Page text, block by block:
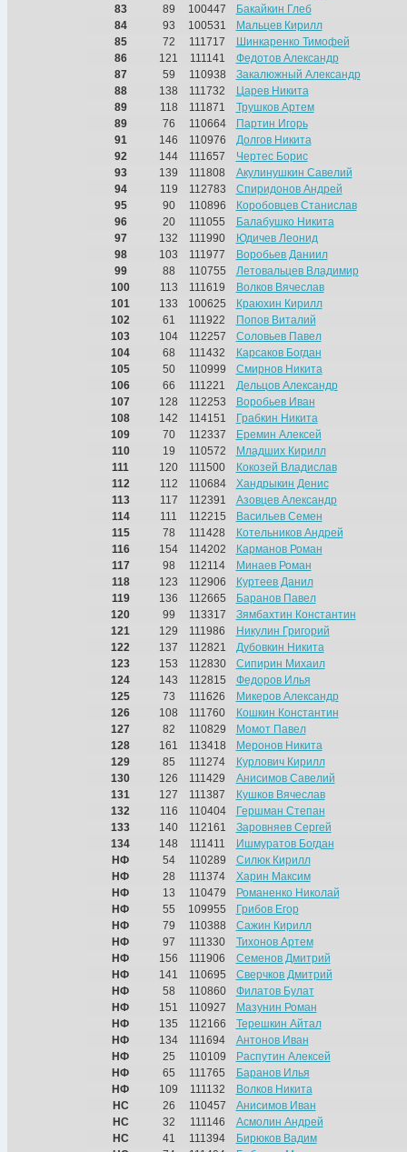
83
89 100447
Бакайкин Глеб
84
93 100531
Мальцев Кирилл
85
72 111717
Шинкаренко Тимофей
86
121 111141
Федотов Александр
87
59 110938
Закалюжный Александр
88
138 111732
Царев Никита
89
118 111871
Трушков Артем
89
76 110664
Партин Игорь
91
146 110976
Долгов Никита
92
144 111657
Чертес Борис
93
139 111808
Акулинушкин Савелий
94
119 112783
Спиридонов Андрей
95
90 110896
Коробовцев Станислав
96
20 111055
Балабушко Никита
97
132 111990
Юдичев Леонид
98
103 111977
Воробьев Даниил
99
88 110755
Летовальцев Владимир
100
113 111619
Волков Вячеслав
101
133 100625
Краюхин Кирилл
102
61 111922
Попов Виталий
103
104 112257
Соловьев Павел
104
68 111432
Карсаков Богдан
105
50 110999
Смирнов Никита
106
66 111221
Дельцов Александр
107
128 112253
Воробьев Иван
108
142 114151
Грабкин Никита
109
70 112337
Еремин Алексей
110
19 110572
Младших Кирилл
111
120 111500
Кокозей Владислав
112
112 110684
Хандрыкин Денис
113
117 112391
Азовцев Александр
114
111 112215
Васильев Семен
115
78 111428
Котельников Андрей
116
154 114202
Карманов Роман
117
98 112114
Минаев Роман
118
123 112906
Куртеев Данил
119
136 112665
Баранов Павел
120
99 113317
Зямбахтин Константин
121
129 111986
Никулин Григорий
122
137 112821
Дубовкин Никита
123
153 112830
Сипирин Михаил
124
143 112815
Федоров Илья
125
73 111626
Микеров Александр
126
108 111760
Кошкин Константин
127
82 110829
Момот Павел
128
161 113418
Меронов Никита
129
85 111274
Курлович Кирилл
130
126 111429
Анисимов Савелий
131
127 111387
Кушков Вячеслав
132
116 110404
Гершман Степан
133
140 112161
Заровняев Сергей
134
148 111411
Ишмуратов Богдан
НФ
54 110289
Силюк Кирилл
НФ
28 111374
Харин Максим
НФ
13 110479
Романенко Николай
НФ
55 109955
Грибов Егор
НФ
79 110388
Сажин Кирилл
НФ
97 111330
Тихонов Артем
НФ
156 111906
Семенов Дмитрий
НФ
141 110695
Сверчков Дмитрий
НФ
58 110860
Филатов Булат
НФ
151 110927
Мазунин Роман
НФ
135 112166
Терешкин Айтал
НФ
134 111694
Антонов Иван
НФ
25 110109
Распутин Алексей
НФ
65 111765
Баранов Илья
НФ
109 111132
Волков Никита
НС
26 110457
Анисимов Иван
НС
32 111146
Асмолин Андрей
НС
41 111394
Бирюков Вадим